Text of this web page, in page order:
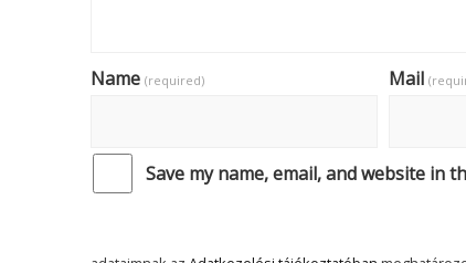
Name (required) Mail
Save my name, email, and website in